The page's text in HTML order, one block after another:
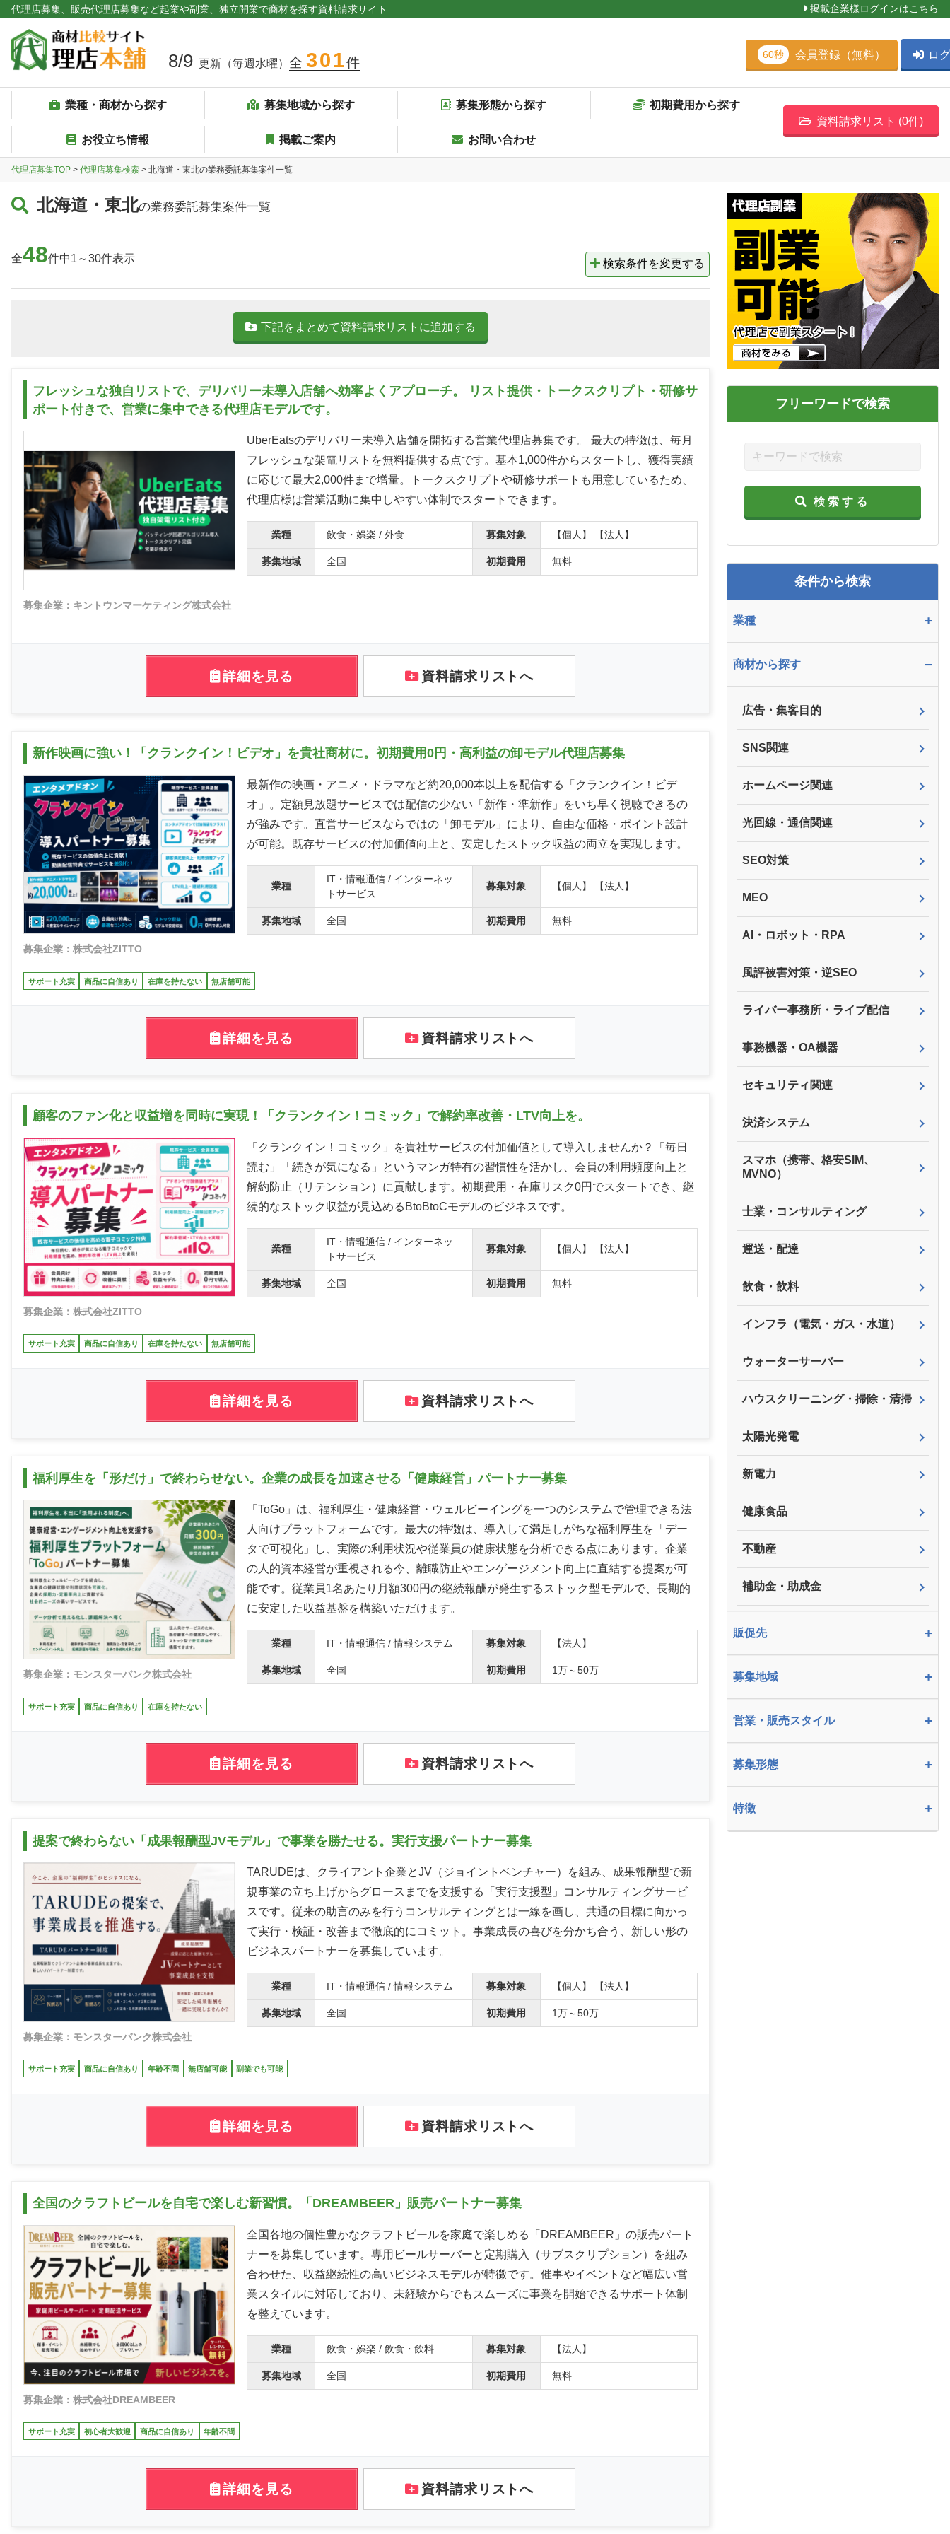
代理店募集、販売代理店募集など起業や副業、独立開業で商材を探す資料請求サイト 掲載企業様ログインはこちら
8/9 更新（毎週水曜） 全 301件
業種・商材から探す 募集地域から探す 募集形態から探す 初期費用から探す
お役立ち情報 掲載ご案内 お問い合わせ
資料請求リスト (0件)
60秒 会員登録（無料） ロ
代理店募集TOP > 代理店募集検索 > 北海道・東北の業務委託募集案件一覧
北海道・東北の業務委託募集案件一覧
全48件中1～30件表示 検索条件を変更する
下記をまとめて資料請求リストに追加する
フレッシュな独自リストで、デリバリー未導入店舗へ効率よくアプローチ。 リスト提供・トークスクリプト・研修サ
ポート付きで、営業に集中できる代理店モデルです。
募集企業：キントウンマーケティング株式会社
UberEatsのデリバリー未導入店舗を開拓する営業代理店募集です。 最大の特徴は、毎月
フレッシュな架電リストを無料提供する点です。基本1,000件からスタートし、獲得実績
に応じて最大2,000件まで増量。トークスクリプトや研修サポートも用意しているため、
代理店様は営業活動に集中しやすい体制でスタートできます。
業種 飲食・娯楽 / 外食 募集対象 【個人】 【法人】
募集地域 全国 初期費用 無料
詳細を見る 資料請求リストへ
新作映画に強い！「クランクイン！ビデオ」を貴社商材に。初期費用0円・高利益の卸モデル代理店募集
募集企業：株式会社ZITTO
最新作の映画・アニメ・ドラマなど約20,000本以上を配信する「クランクイン！ビデ
オ」。定額見放題サービスでは配信の少ない「新作・準新作」をいち早く視聴できるの
が強みです。直営サービスならではの「卸モデル」により、自由な価格・ポイント設計
が可能。既存サービスの付加価値向上と、安定したストック収益の両立を実現します。
業種
IT・情報通信 / インターネッ
トサービス
募集対象 【個人】 【法人】
募集地域 全国 初期費用 無料
サポート充実 商品に自信あり 在庫を持たない 無店舗可能
詳細を見る 資料請求リストへ
顧客のファン化と収益増を同時に実現！「クランクイン！コミック」で解約率改善・LTV向上を。
募集企業：株式会社ZITTO
「クランクイン！コミック」を貴社サービスの付加価値として導入しませんか？「毎日
読む」「続きが気になる」というマンガ特有の習慣性を活かし、会員の利用頻度向上と
解約防止（リテンション）に貢献します。初期費用・在庫リスク0円でスタートでき、継
続的なストック収益が見込めるBtoBtoCモデルのビジネスです。
業種
IT・情報通信 / インターネッ
トサービス
募集対象 【個人】 【法人】
募集地域 全国 初期費用 無料
サポート充実 商品に自信あり 在庫を持たない 無店舗可能
詳細を見る 資料請求リストへ
福利厚生を「形だけ」で終わらせない。企業の成長を加速させる「健康経営」パートナー募集
募集企業：モンスターバンク株式会社
「ToGo」は、福利厚生・健康経営・ウェルビーイングを一つのシステムで管理できる法
人向けプラットフォームです。最大の特徴は、導入して満足しがちな福利厚生を「デー
タで可視化」し、実際の利用状況や従業員の健康状態を分析できる点にあります。企業
の人的資本経営が重視される今、離職防止やエンゲージメント向上に直結する提案が可
能です。従業員1名あたり月額300円の継続報酬が発生するストック型モデルで、長期的
に安定した収益基盤を構築いただけます。
業種 IT・情報通信 / 情報システム 募集対象 【法人】
募集地域 全国 初期費用 1万～50万
サポート充実 商品に自信あり 在庫を持たない
詳細を見る 資料請求リストへ
提案で終わらない「成果報酬型JVモデル」で事業を勝たせる。実行支援パートナー募集
募集企業：モンスターバンク株式会社
TARUDEは、クライアント企業とJV（ジョイントベンチャー）を組み、成果報酬型で新
規事業の立ち上げからグロースまでを支援する「実行支援型」コンサルティングサービ
スです。従来の助言のみを行うコンサルティングとは一線を画し、共通の目標に向かっ
て実行・検証・改善まで徹底的にコミット。事業成長の喜びを分かち合う、新しい形の
ビジネスパートナーを募集しています。
業種 IT・情報通信 / 情報システム 募集対象 【個人】 【法人】
募集地域 全国 初期費用 1万～50万
サポート充実 商品に自信あり 年齢不問 無店舗可能 副業でも可能
詳細を見る 資料請求リストへ
全国のクラフトビールを自宅で楽しむ新習慣。「DREAMBEER」販売パートナー募集
募集企業：株式会社DREAMBEER
全国各地の個性豊かなクラフトビールを家庭で楽しめる「DREAMBEER」の販売パート
ナーを募集しています。専用ビールサーバーと定期購入（サブスクリプション）を組み
合わせた、収益継続性の高いビジネスモデルが特徴です。催事やイベントなど幅広い営
業スタイルに対応しており、未経験からでもスムーズに事業を開始できるサポート体制
を整えています。
業種 飲食・娯楽 / 飲食・飲料 募集対象 【法人】
募集地域 全国 初期費用 無料
サポート充実 初心者大歓迎 商品に自信あり 年齢不問
詳細を見る 資料請求リストへ
フリーワードで検索
検索する
条件から検索
業種 +
商材から探す −
広告・集客目的
SNS関連
ホームページ関連
光回線・通信関連
SEO対策
MEO
AI・ロボット・RPA
風評被害対策・逆SEO
ライバー事務所・ライブ配信
事務機器・OA機器
セキュリティ関連
決済システム
スマホ（携帯、格安SIM、
MVNO）
士業・コンサルティング
運送・配達
飲食・飲料
インフラ（電気・ガス・水道）
ウォーターサーバー
ハウスクリーニング・掃除・清掃
太陽光発電
新電力
健康食品
不動産
補助金・助成金
販促先 +
募集地域 +
営業・販売スタイル +
募集形態 +
特徴 +